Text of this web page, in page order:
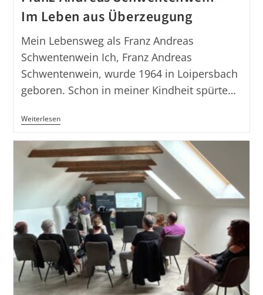
Im Leben aus Überzeugung
Mein Lebensweg als Franz Andreas
Schwentenwein Ich, Franz Andreas
Schwentenwein, wurde 1964 in Loipersbach
geboren. Schon in meiner Kindheit spürte…
WeiterlesenFranz
Andreas
–
Im
Leben
Aus
Überzeugung